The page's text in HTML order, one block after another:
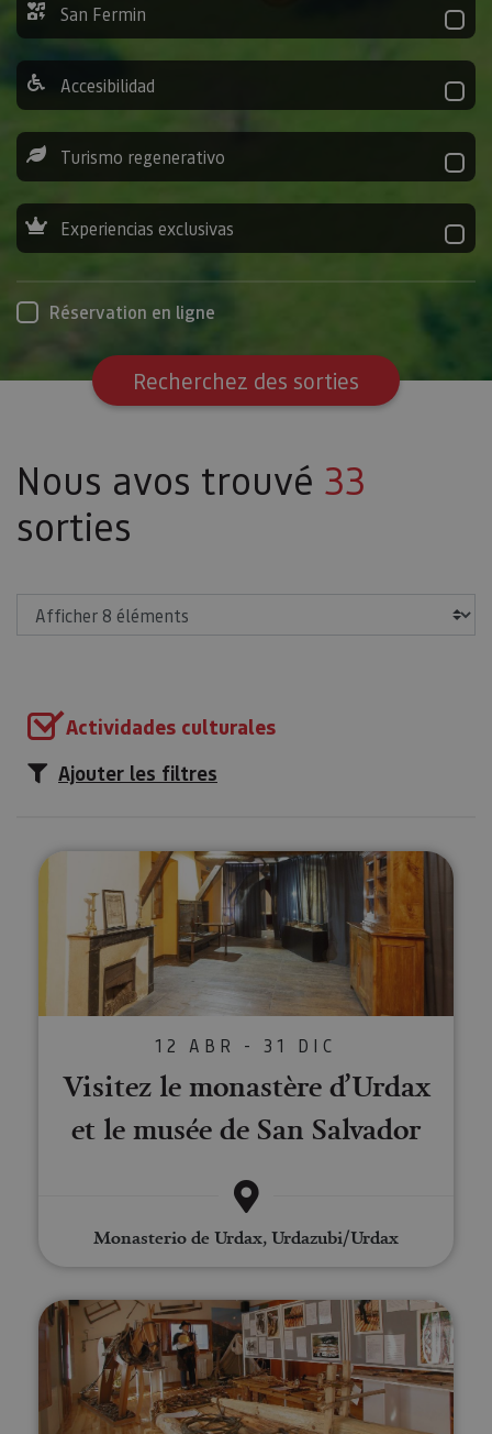
San Fermin
Accesibilidad
Turismo regenerativo
Experiencias exclusivas
Réservation en ligne
Recherchez des sorties
Nous avos trouvé 33
sorties
Actividades culturales
Ajouter les filtres
Visitez le monastère d’Urdax et
12 ABR - 31 DIC
Visitez le monastère d’Urdax
et le musée de San Salvador
Monasterio de Urdax, Urdazubi/Urdax
Musée de la Almadía